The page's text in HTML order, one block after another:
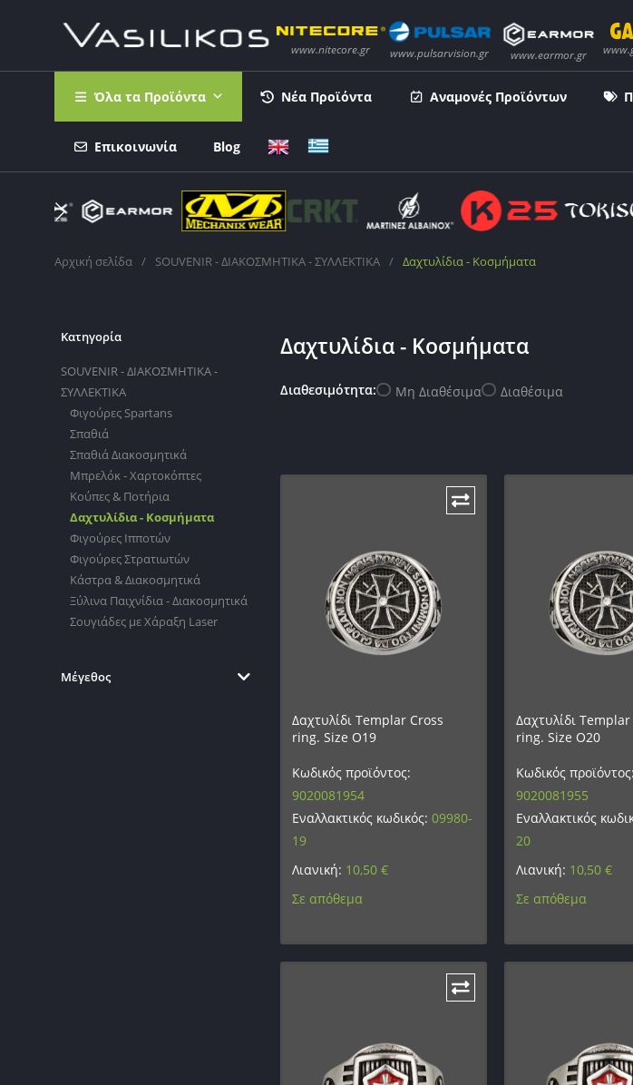
Όλα τα Προϊόντα Νέα Προϊόντα Αναμονές Προϊόντων
Επικοινωνία Blog
Αρχική σελίδα / SOUVENIR - ΔΙΑΚΟΣΜΗΤΙΚΑ - ΣΥΛΛΕΚΤΙΚΑ / Δαχτυλίδια - Κοσμήματα
Δαχτυλίδια - Κοσμήματα
Διαθεσιμότητα: Μη Διαθέσιμα Διαθέσιμα
Δαχτυλίδι Templar Cross
ring. Size O19
Κωδικός προϊόντος:
9020081954
Εναλλακτικός κωδικός:09980-
19
Λιανική: 10,50€
Σε απόθεμα
Δαχτυλίδι
ring. Size O20
Κωδικός προϊόντος:
9020081955
Εναλλακτικός
20
Λιανική: 10,50 €
Σε απόθεμα
Κατηγορία
SOUVENIR - ΔΙΑΚΟΣΜΗΤΙΚΑ -
ΣΥΛΛΕΚΤΙΚΑ
Φιγούρες Spartans
Σπαθιά
Σπαθιά Διακοσμητικά
Μπρελόκ - Χαρτοκόπτες
Κούπες & Ποτήρια
Δαχτυλίδια - Κοσμήματα
Φιγούρες Ιπποτών
Φιγούρες Στρατιωτών
Κάστρα & Διακοσμητικά
Ξύλινα Παιχνίδια - Διακοσμητικά
Σουγιάδες με Χάραξη Laser
Μέγεθος